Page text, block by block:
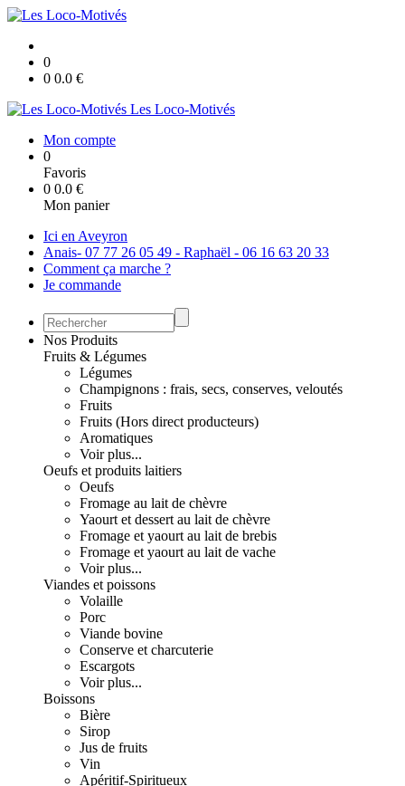
0
0 0.0 €
Les Loco-Motivés
Mon compte
0
Favoris
0 0.0 €
Mon panier
Ici en Aveyron
Anais- 07 77 26 05 49 - Raphaël - 06 16 63 20 33
Comment ça marche ?
Je commande
Nos Produits
Fruits & Légumes
Légumes
Champignons : frais, secs, conserves, veloutés
Fruits
Fruits (Hors direct producteurs)
Aromatiques
Voir plus...
Oeufs et produits laitiers
Oeufs
Fromage au lait de chèvre
Yaourt et dessert au lait de chèvre
Fromage et yaourt au lait de brebis
Fromage et yaourt au lait de vache
Voir plus...
Viandes et poissons
Volaille
Porc
Viande bovine
Conserve et charcuterie
Escargots
Voir plus...
Boissons
Bière
Sirop
Jus de fruits
Vin
Apéritif-Spiritueux